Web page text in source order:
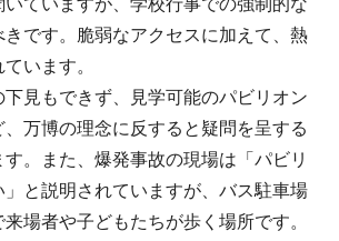
です。脆弱なアクセスに加えて、熱
います。
見もできず、見学可能のパビリオン
万博の理念に反すると疑問を呈する
。また、爆発事故の現場は「パビリ
」と説明されていますが、バス駐車場
場者や子どもたちが歩く場所です。